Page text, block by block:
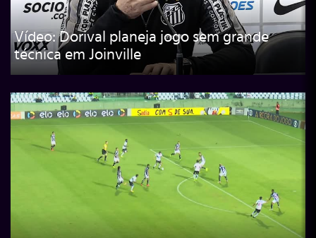
Vídeo: Dorival planeja jogo sem grande
técnica em Joinville